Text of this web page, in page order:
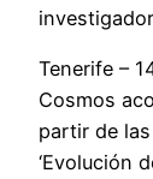
Tenerife –
Cosmos
partir de
‘Evolución